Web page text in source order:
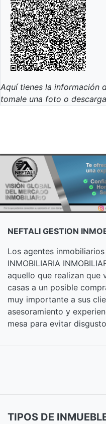
Aquí tienes la información
tomale una foto o
NEFTALI GESTION
Los agentes inmobiliarios
INMOBILIARIA
aquello que realizan que
casas a un posible
muy importante a sus
asesoramiento y
mesa para evitar
TIPOS DE